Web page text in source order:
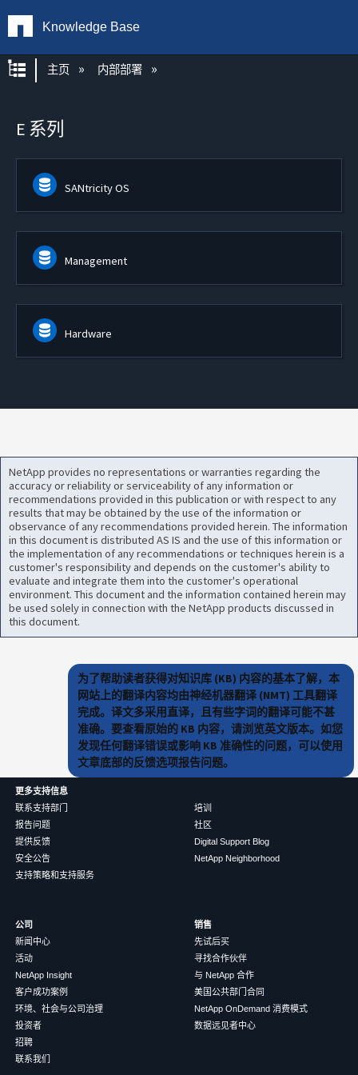
Knowledge Base
扩展/隐缩全局层次
主页 内部部署
E 系列
SANtricity OS
Management
Hardware
NetApp provides no representations or warranties regarding the
accuracy or reliability or serviceability of any information or
recommendations provided in this publication or with respect to any
results that may be obtained by the use of the information or
observance of any recommendations provided herein. The information
in this document is distributed AS IS and the use of this information or
the implementation of any recommendations or techniques herein is a
customer's responsibility and depends on the customer's ability to
evaluate and integrate them into the customer's operational
environment. This document and the information contained herein may
be used solely in connection with the NetApp products discussed in
this document.
为了帮助读者获得对知识库 (KB) 内容的基本了解，本
网站上的翻译内容均由神经机器翻译 (NMT) 工具翻译
完成。译文多采用直译，且有些字词的翻译可能不甚
准确。要查看原始的 KB 内容，请浏览英文版本。如您
发现任何翻译错误或影响 KB 准确性的问题，可以使用
文章底部的反馈选项报告问题。
更多支持信息
联系支持部门
报告问题
提供反馈
安全公告
支持策略和支持服务
培训
社区
Digital Support Blog
NetApp Neighborhood
公司
新闻中心
活动
NetApp Insight
客户成功案例
环境、社会与公司治理
投资者
招聘
联系我们
销售
先试后买
寻找合作伙伴
与 NetApp 合作
美国公共部门合同
NetApp OnDemand 消费模式
数据远见者中心